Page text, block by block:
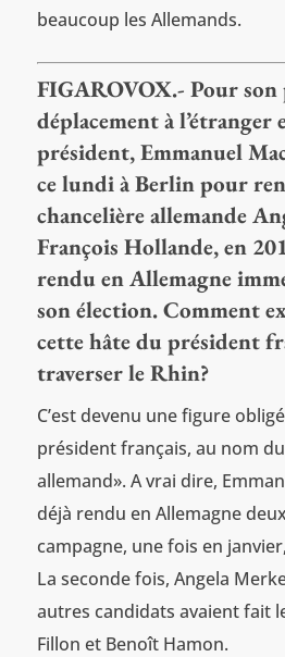
beaucoup les Allemands.
FIGAROVOX.- Pour son
déplacement à l’étranger
président, Emmanuel
ce lundi à Berlin pour
chancelière allemande
François Hollande, en
rendu en Allemagne
son élection. Comment
cette hâte du président
traverser le Rhin?
C’est devenu une figure
président français, au nom
allemand». A vrai dire,
déjà rendu en Allemagne
campagne, une fois en
La seconde fois, Angela
autres candidats avaient fait
Fillon et Benoît Hamon.